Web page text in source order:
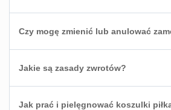
Czy mogę zmienić lub anulować
Jakie są zasady zwrotów?
Jak prać i pielęgnować koszulki